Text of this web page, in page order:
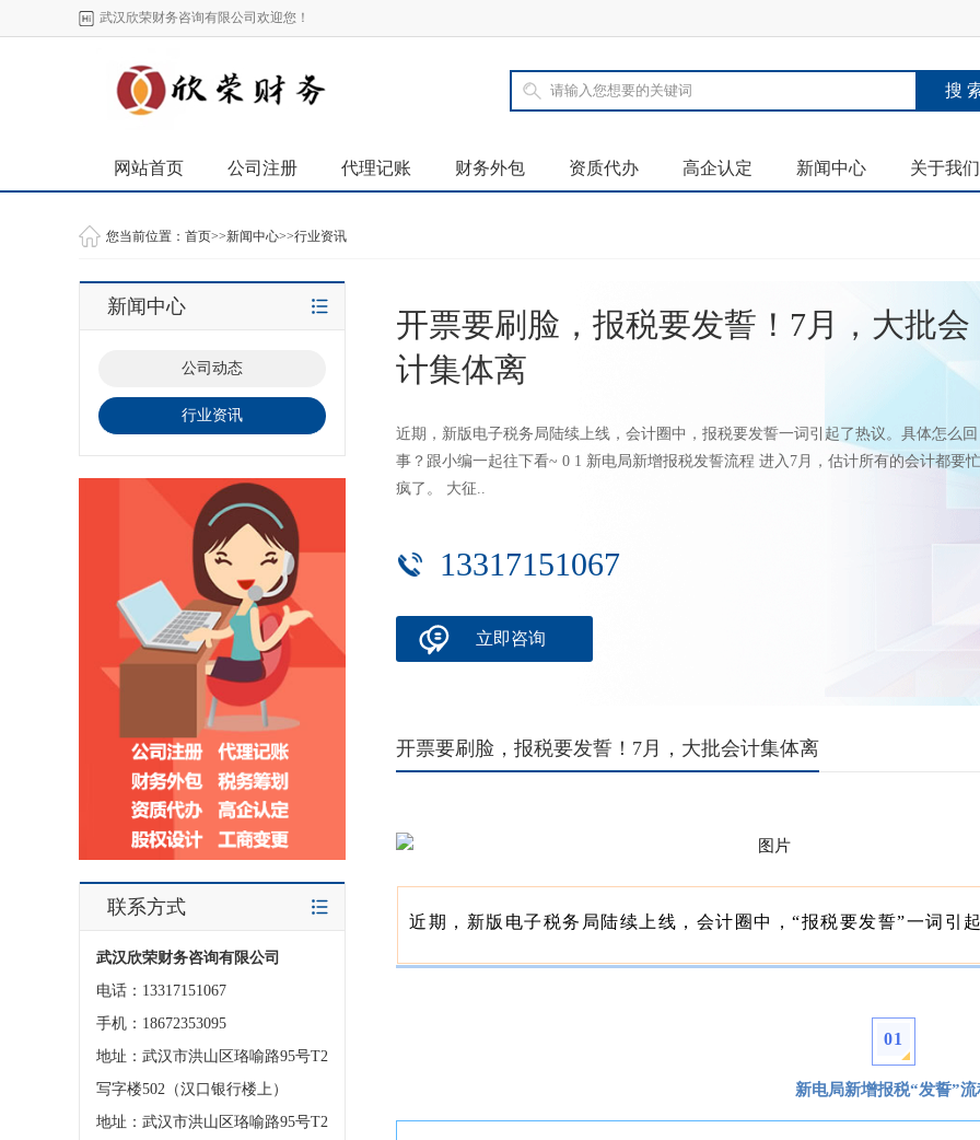
武汉欣荣财务咨询有限公司欢迎您！
网站首页 公司注册 代理记账 财务外包 资质代办 高企认定 新闻中心 关于我们
您当前位置： 首页>>新闻中心>>行业资讯
新闻中心
公司动态
行业资讯
联系方式
武汉欣荣财务咨询有限公司
电话：13317151067
手机：18672353095
地址：武汉市洪山区珞喻路95号T2
写字楼502（汉口银行楼上）
地址：武汉市洪山区珞喻路95号T2
开票要刷脸，报税要发誓！7月，大批会
计集体离
近期，新版电子税务局陆续上线，会计圈中，报税要发誓一词引起了热议。具体怎么回
事？跟小编一起往下看~ 0 1 新电局新增报税发誓流程 进入7月，估计所有的会计都要忙
疯了。 大征..
13317151067
立即咨询
开票要刷脸，报税要发誓！7月，大批会计集体离
近期，新版电子税务局陆续上线，会计圈中，“报税要发誓”一词引
01
新电局新增报税“发誓”流